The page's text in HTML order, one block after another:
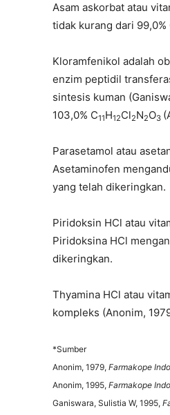
Asam askorbat atau
tidak kurang dari 99,0%
Kloramfenikol adalah
enzim peptidil
sintesis kuman
103,0% C11H12Cl2N2O3
Parasetamol atau
Asetaminofen
yang telah dikeringkan.
Piridoksin HCl atau
Piridoksina HCl
dikeringkan.
Thyamina HCl atau
kompleks (Anonim,
*Sumber
Anonim, 1979, Farmakope
Anonim, 1995, Farmakope
Ganiswara, Sulistia W, 1995,